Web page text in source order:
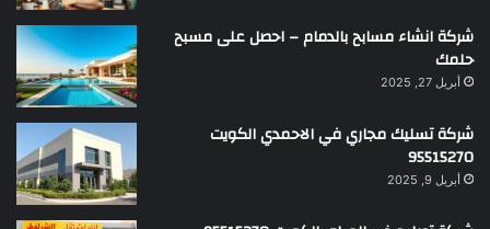
شركة انشاء مسابح بالدمام – احصل على مسبح
حلمك
أبريل 27, 2025
شركة تسليك مجاري في الاحمدي الكويت
95515270
أبريل 9, 2025